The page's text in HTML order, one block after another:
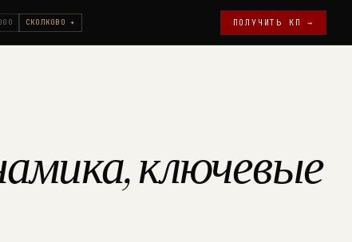
СКОЛКОВО ✦ ПОЛУЧИТЬ КП →
ключевые